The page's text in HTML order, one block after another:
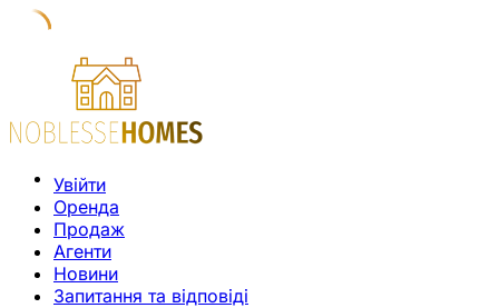
Увійти
Оренда
Продаж
Агенти
Новини
Запитання та відповіді